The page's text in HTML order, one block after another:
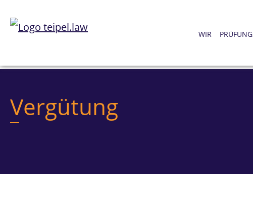
WIR
Vergütung